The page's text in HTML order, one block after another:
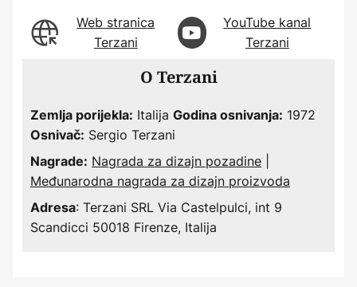
Web stranica
Terzani
YouTube kanal
Terzani
O Terzani
Zemlja porijekla: Italija Godina osnivanja: 1972
Osnivač: Sergio Terzani
Nagrade: Nagrada za dizajn pozadine
Međunarodna nagrada za dizajn proizvoda
Adresa: Terzani SRL Via Castelpulci, int 9
Scandicci 50018 Firenze, Italija